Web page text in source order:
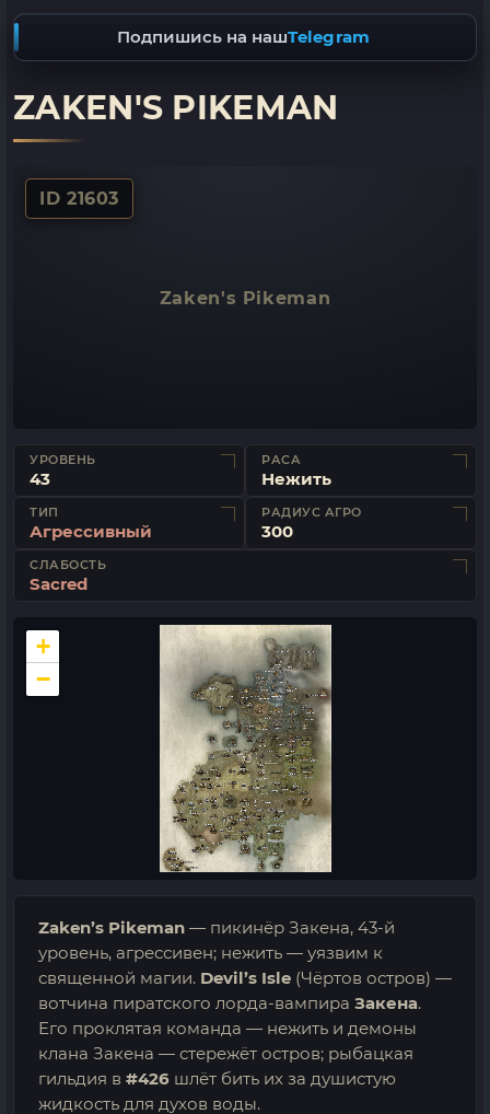
Подпишись на нашTelegram
ZAKEN'S PIKEMAN
ID 21603
Zaken's Pikeman
УРОВЕНЬ
43
РАСА
Нежить
ТИП
Агрессивный
РАДИУС АГРО
300
СЛАБОСТЬ
Sacred
+
−
Zaken’s Pikeman — пикинёр Закена, 43-й
уровень, агрессивен; нежить — уязвим к
священной магии. Devil’s Isle (Чёртов остров) —
вотчина пиратского лорда-вампира Закена.
Его проклятая команда — нежить и демоны
клана Закена — стережёт остров; рыбацкая
гильдия в #426 шлёт бить их за душистую
жидкость для духов воды.